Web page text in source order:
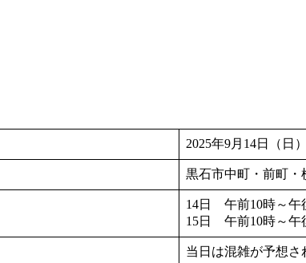
2025年9月14日（日
黒石市中町・前町・
14日 午前10時～午
15日 午前10時～午
当日は混雑が予想さ